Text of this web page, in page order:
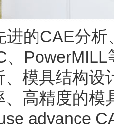
的CAE分析
、
、模具结构
、高精度的模
advance